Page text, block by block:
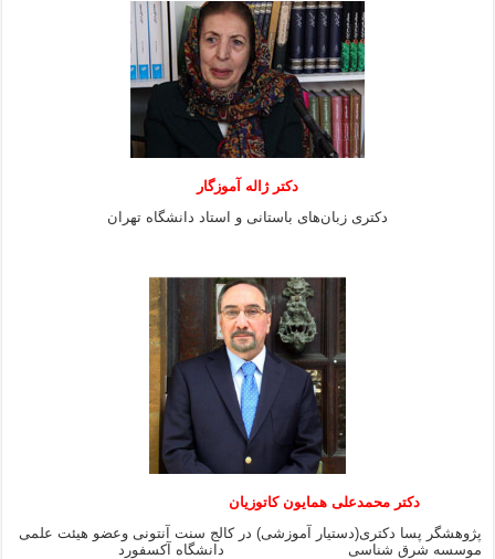
دکتر ژاله آموزگار
دکتری زبان‌های باستانی و استاد دانشگاه تهران
دکتر محمدعلی همایون کاتوزیان
پژوهشگر پسا دکتری(دستیار آموزشی) در کالج سنت آنتونی وعضو هیئت علمی
موسسه شرق شناسی دانشگاه آکسفورد